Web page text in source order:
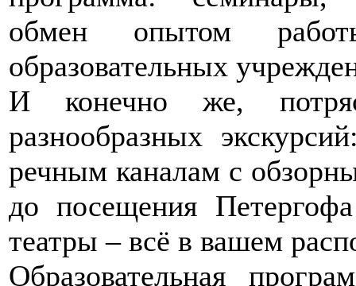
обмен опытом
образовательных
И конечно же,
разнообразных
речным каналам с
до посещения
театры – всё в вашем
Образовательная